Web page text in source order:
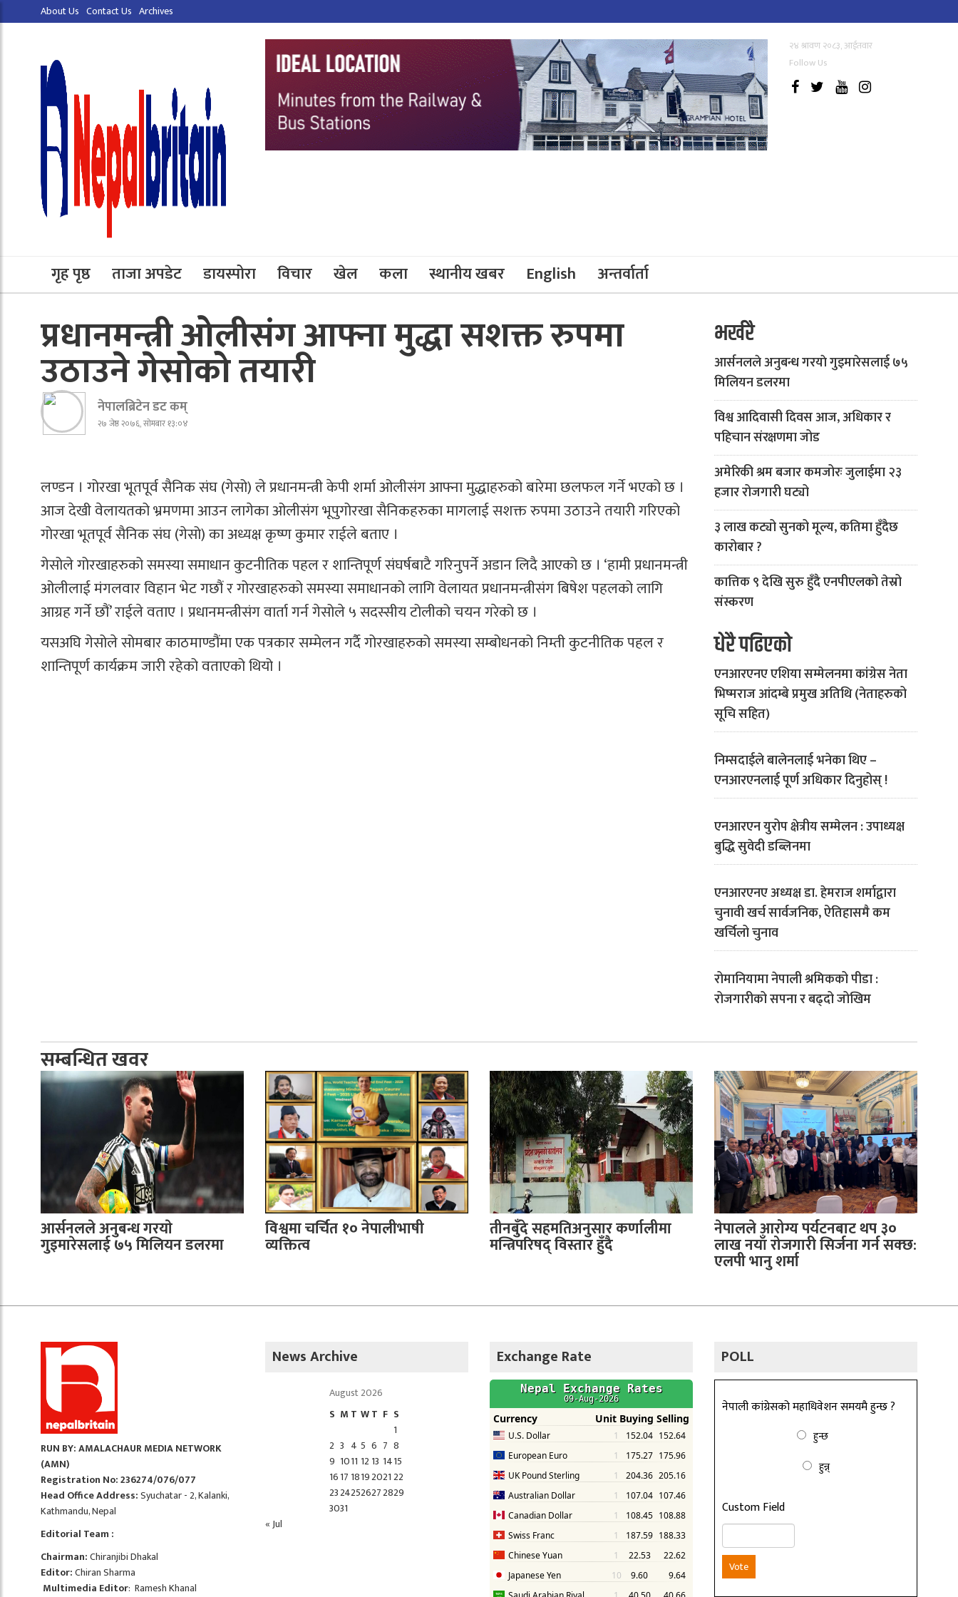
About Us Contact Us Archives
२४ श्रावण २०८३, आईतवार
Follow Us
गृह पृष्ठ ताजा अपडेट डायस्पोरा विचार खेल कला स्थानीय खबर English अन्तर्वार्ता
प्रधानमन्त्री ओलीसंग आफ्ना मुद्धा सशक्त रुपमा
उठाउने गेसोको तयारी
नेपालब्रिटेन डट कम्
२७ जेष्ठ २०७६, सोमबार १३:०४
लण्डन । गोरखा भूतपूर्व सैनिक संघ (गेसो) ले प्रधानमन्त्री केपी शर्मा ओलीसंग आफ्ना मुद्धाहरुको बारेमा छलफल गर्ने भएको छ ।
आज देखी वेलायतको भ्रमणमा आउन लागेका ओलीसंग भूपुगोरखा सैनिकहरुका मागलाई सशक्त रुपमा उठाउने तयारी गरिएको
गोरखा भूतपूर्व सैनिक संघ (गेसो) का अध्यक्ष कृष्ण कुमार राईले बताए ।
गेसोले गोरखाहरुको समस्या समाधान कुटनीतिक पहल र शान्तिपूर्ण संघर्षबाटै गरिनुपर्ने अडान लिदै आएको छ । ‘हामी प्रधानमन्त्री
ओलीलाई मंगलवार विहान भेट गछौं र गोरखाहरुको समस्या समाधानको लागि वेलायत प्रधानमन्त्रीसंग बिषेश पहलको लागि
आग्रह गर्ने छौं’ राईले वताए । प्रधानमन्त्रीसंग वार्ता गर्न गेसोले ५ सदस्सीय टोलीको चयन गरेको छ ।
यसअघि गेसोले सोमबार काठमाण्डौंमा एक पत्रकार सम्मेलन गर्दै गोरखाहरुको समस्या सम्बोधनको निम्ती कुटनीतिक पहल र
शान्तिपूर्ण कार्यक्रम जारी रहेको वताएको थियो ।
भर्खरै
आर्सनलले अनुबन्ध गरयाे गुइमारेसलाई ७५
मिलियन डलरमा
विश्व आदिवासी दिवस आज, अधिकार र
पहिचान संरक्षणमा जोड
अमेरिकी श्रम बजार कमजोरः जुलाईमा २३
हजार रोजगारी घट्यो
३ लाख कट्यो सुनको मूल्य, कतिमा हुँदैछ
कारोबार ?
कात्तिक ९ देखि सुरु हुँदै एनपीएलको तेस्रो
संस्करण
धेरै पढिएको
एनआरएनए एशिया सम्मेलनमा कांग्रेस नेता
भिष्मराज आंदम्बे प्रमुख अतिथि (नेताहरुको
सूचि सहित)
निम्सदाईले बालेनलाई भनेका थिए –
एनआरएनलाई पूर्ण अधिकार दिनुहोस् !
एनआरएन युरोप क्षेत्रीय सम्मेलन : उपाध्यक्ष
बुद्धि सुवेदी डब्लिनमा
एनआरएनए अध्यक्ष डा. हेमराज शर्माद्वारा
चुनावी खर्च सार्वजनिक, ऐतिहासमै कम
खर्चिलो चुनाव
रोमानियामा नेपाली श्रमिकको पीडा :
रोजगारीको सपना र बढ्दो जोखिम
सम्बन्धित खवर
आर्सनलले अनुबन्ध गरयाे
गुइमारेसलाई ७५ मिलियन डलरमा
विश्वमा चर्चित १० नेपालीभाषी
व्यक्तित्व
तीनबुँदे सहमतिअनुसार कर्णालीमा
मन्त्रिपरिषद् विस्तार हुँदै
नेपालले आरोग्य पर्यटनबाट थप ३०
लाख नयाँ रोजगारी सिर्जना गर्न सक्छ:
एलपी भानु शर्मा
RUN BY: AMALACHAUR MEDIA NETWORK
(AMN)
Registration No: 236274/076/077
Head Office Address:Syuchatar - 2, Kalanki,
Kathmandu, Nepal
Editorial Team :
Chairman:Chiranjibi Dhakal
Editor:Chiran Sharma
Multimedia Editor: Ramesh Khanal
News Archive
August 2026
S M T WT F S
1
2 3 4 5 6 7 8
9 1011 12 13 1415
1617 1819202122
23242526272829
3031
« Jul
Exchange Rate POLL
नेपाली कांग्रेसको महाधिवेशन समयमै हुन्छ ?
हुन्छ
हुन्न्
Custom Field
Vote